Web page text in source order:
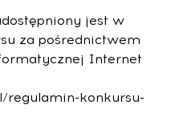
jest w
za pośrednictwem
Internet
regulamin-konkursu-